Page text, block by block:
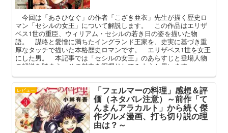
今回は「あさひなぐ」の作者「こざき亜衣」先生が描く歴史ロ
マン「セシルの女王」について解説します。 この作品はエリザ
ベス1世の重臣、ウィリアム・セシルの若き日の姿を描いた物
語。 謀略と愛憎に満ちたイングランド王家を、史実に基づき重
厚なタッチで描いた本格歴史ロマンです。 エリザベス1世を女王
にした男。 本記事では「セシルの女王」のあらすじと登場人物
の解説を踏まえ、その魅力を深掘りしてみようと思います。
レビュー 「フェルマーの料理」感想＆評
価（ネタバレ注意）～前作「て
んまんアラカルト」から続く傑
作グルメ漫画、打ち切り説の理
由は？～